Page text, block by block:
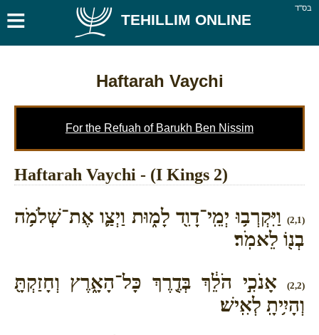
בס''ד ≡ TEHILLIM ONLINE
Haftarah Vaychi
For the Refuah of Barukh Ben Nissim
Haftarah Vaychi - (I Kings 2)
(2,1)
וַיִּקְרְב֥וּ יְמֵֽי־דָוִ֖ד לָמ֑וּת וַיְצַ֛ו אֶת־שְׁלֹמֹ֥ה
בְנ֖וֹ לֵאמֹֽר׃
(2,2)
אָנֹכִ֣י הֹלֵ֔ךְ בְּדֶ֖רֶךְ כָּל־הָאָ֑רֶץ וְחָזַקְתָּ֖
וְהָיִ֥יתָֽ לְאִֽישׁ׃